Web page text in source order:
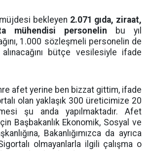
bekleyen 2.071 gıda, ziraat,
mühendisi personelin bu yıl
1.000 sözleşmeli personelin de
bütçe vesilesiyle ifade
afet yerine ben bizzat gittim, ifade
olan yaklaşık 300 üreticimize 20
şu anda yapılmaktadır. Afet
Başbakanlık Ekonomik, Sosyal ve
Bakanlığımızca da ayrıca
olmayanlarla ilgili çalışma o